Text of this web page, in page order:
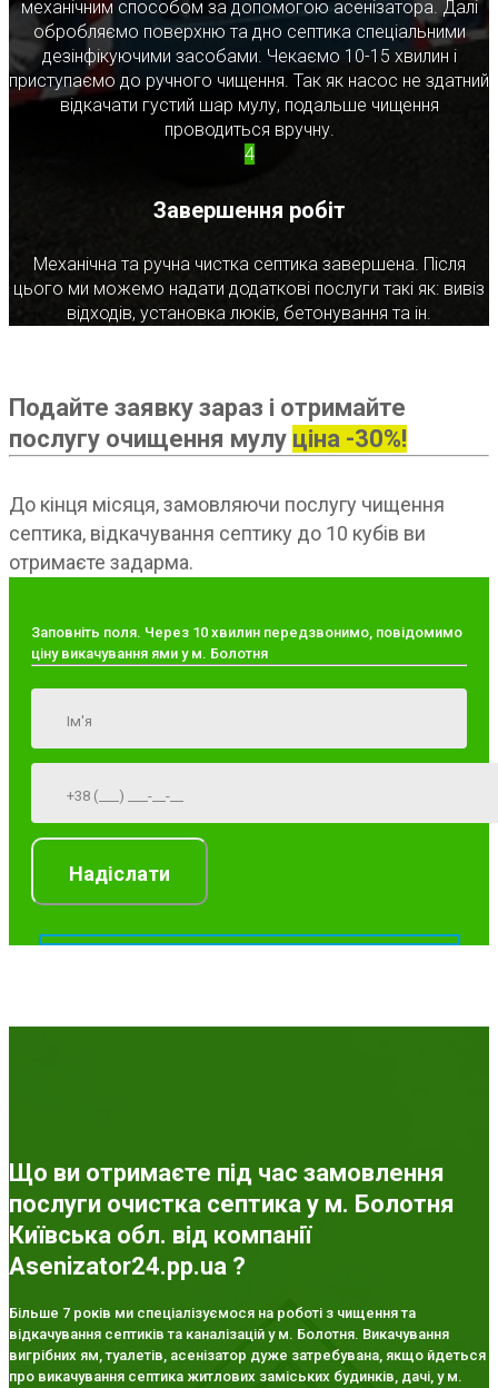
механічним способом за допомогою асенізатора. Далі
обробляємо поверхню та дно септика спеціальними
дезінфікуючими засобами. Чекаємо 10-15 хвилин і
приступаємо до ручного чищення. Так як насос не здатний
відкачати густий шар мулу, подальше чищення
проводиться вручну.
4
Завершення робіт
Механічна та ручна чистка септика завершена. Після
цього ми можемо надати додаткові послуги такі як: вивіз
відходів, установка люків, бетонування та ін.
Подайте заявку зараз і отримайте
послугу очищення мулу ціна -30%!
До кінця місяця, замовляючи послугу чищення
септика, відкачування септику до 10 кубів ви
отримаєте задарма.
Заповніть поля. Через 10 хвилин передзвонимо, повідомимо
ціну викачування ями у м. Болотня
Що ви отримаєте під час замовлення
послуги очистка септика у м. Болотня
Київська обл. від компанії
Asenizator24.pp.ua ?
Більше 7 років ми спеціалізуємося на роботі з чищення та
відкачування септиків та каналізацій у м. Болотня. Викачування
вигрібних ям, туалетів, асенізатор дуже затребувана, якщо йдеться
про викачування септика житлових заміських будинків, дачі, у м.